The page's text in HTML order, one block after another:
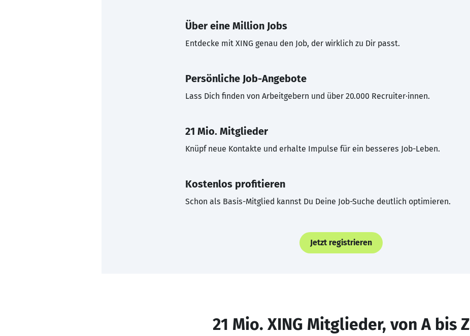
Über eine Million Jobs
Entdecke mit XING genau den Job, der wirklich zu Dir passt.
Persönliche Job-Angebote
Lass Dich finden von Arbeitgebern und über 20.000 Recruiter·innen.
21 Mio. Mitglieder
Knüpf neue Kontakte und erhalte Impulse für ein besseres Job-Leben.
Kostenlos profitieren
Schon als Basis-Mitglied kannst Du Deine Job-Suche deutlich optimieren.
Jetzt registrieren
21 Mio. XING Mitglieder, von A bis Z